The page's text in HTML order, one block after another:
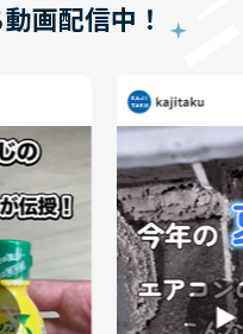
画配信中！